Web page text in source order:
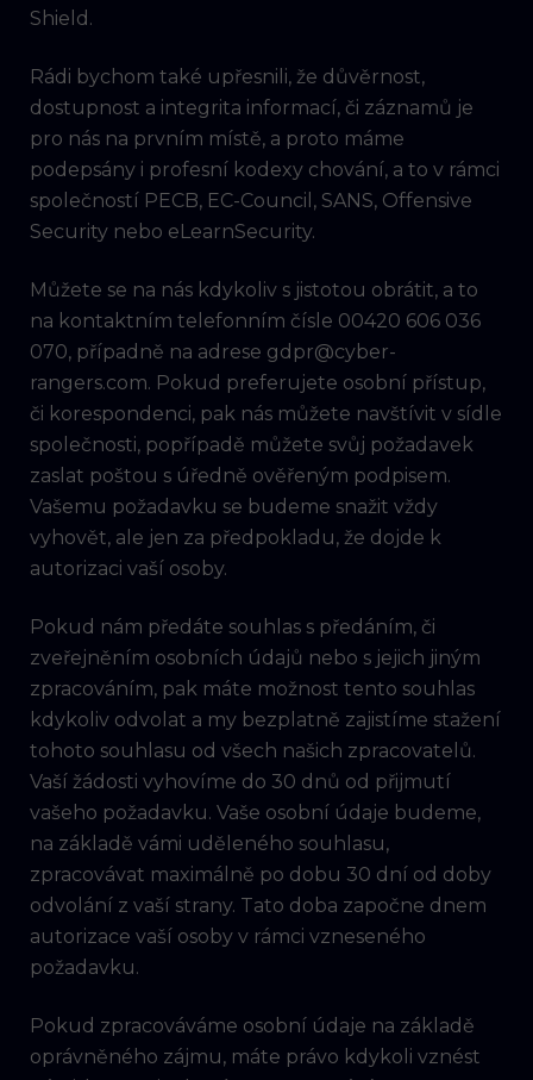
Shield.
Rádi bychom také upřesnili, že důvěrnost,
dostupnost a integrita informací, či záznamů je
pro nás na prvním místě, a proto máme
podepsány i profesní kodexy chování, a to v rámci
společností PECB, EC-Council, SANS, Offensive
Security nebo eLearnSecurity.
Můžete se na nás kdykoliv s jistotou obrátit, a to
na kontaktním telefonním čísle 00420 606 036
070, případně na adrese gdpr@cyber-
rangers.com. Pokud preferujete osobní přístup,
či korespondenci, pak nás můžete navštívit v sídle
společnosti, popřípadě můžete svůj požadavek
zaslat poštou s úředně ověřeným podpisem.
Vašemu požadavku se budeme snažit vždy
vyhovět, ale jen za předpokladu, že dojde k
autorizaci vaší osoby.
Pokud nám předáte souhlas s předáním, či
zveřejněním osobních údajů nebo s jejich jiným
zpracováním, pak máte možnost tento souhlas
kdykoliv odvolat a my bezplatně zajistíme stažení
tohoto souhlasu od všech našich zpracovatelů.
Vaší žádosti vyhovíme do 30 dnů od přijmutí
vašeho požadavku. Vaše osobní údaje budeme,
na základě vámi uděleného souhlasu,
zpracovávat maximálně po dobu 30 dní od doby
odvolání z vaší strany. Tato doba započne dnem
autorizace vaší osoby v rámci vzneseného
požadavku.
Pokud zpracováváme osobní údaje na základě
oprávněného zájmu, máte právo kdykoli vznést